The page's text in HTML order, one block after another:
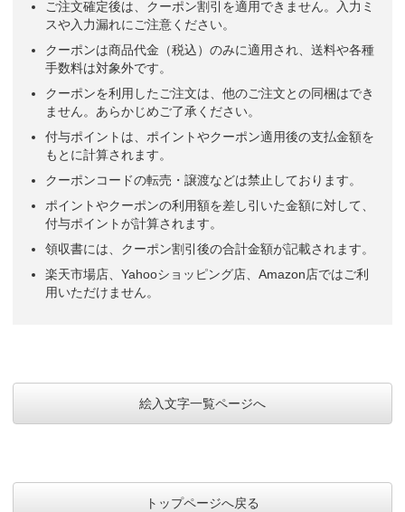
ご注文確定後は、クーポン割引を適用できません。入力ミ
スや入力漏れにご注意ください。
クーポンは商品代金（税込）のみに適用され、送料や各種
手数料は対象外です。
クーポンを利用したご注文は、他のご注文との同梱はでき
ません。あらかじめご了承ください。
付与ポイントは、ポイントやクーポン適用後の支払金額を
もとに計算されます。
クーポンコードの転売・譲渡などは禁止しております。
ポイントやクーポンの利用額を差し引いた金額に対して、
付与ポイントが計算されます。
領収書には、クーポン割引後の合計金額が記載されます。
楽天市場店、Yahooショッピング店、Amazon店ではご利
用いただけません。
絵入文字一覧ページへ
トップページへ戻る